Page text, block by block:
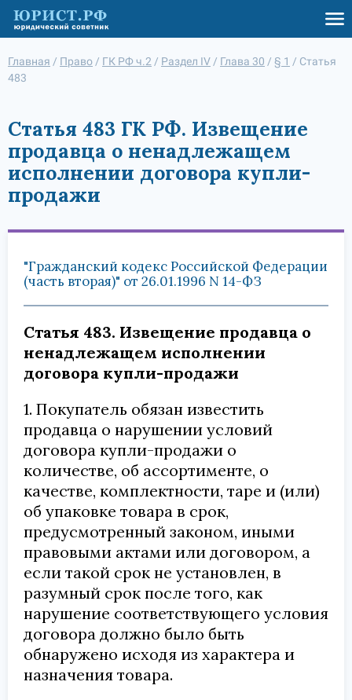
Главная / Право / ГК РФ ч.2 / Раздел IV / Глава 30 / § 1 / Статья
483
Статья 483 ГК РФ. Извещение
продавца о ненадлежащем
исполнении договора купли-
продажи
"Гражданский кодекс Российской Федерации
(часть вторая)" от 26.01.1996 N 14-ФЗ
Статья 483. Извещение продавца о
ненадлежащем исполнении
договора купли-продажи
1. Покупатель обязан известить
продавца о нарушении условий
договора купли-продажи о
количестве, об ассортименте, о
качестве, комплектности, таре и (или)
об упаковке товара в срок,
предусмотренный законом, иными
правовыми актами или договором, а
если такой срок не установлен, в
разумный срок после того, как
нарушение соответствующего условия
договора должно было быть
обнаружено исходя из характера и
назначения товара.